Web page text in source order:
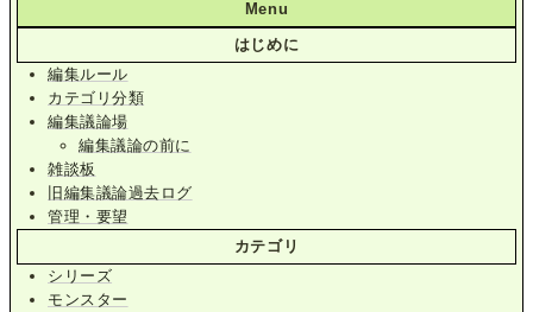
Menu
はじめに
編集ルール
カテゴリ分類
編集議論場
編集議論の前に
雑談板
旧編集議論過去ログ
管理・要望
カテゴリ
シリーズ
モンスター